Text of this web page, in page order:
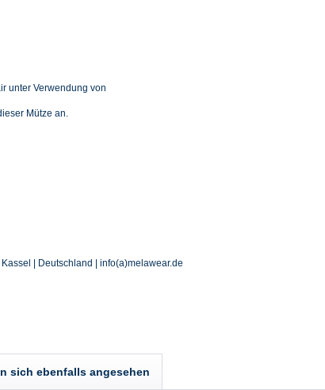
unter Verwendung von
Mütze an.
| Deutschland | info(a)melawear.de
sich ebenfalls angesehen